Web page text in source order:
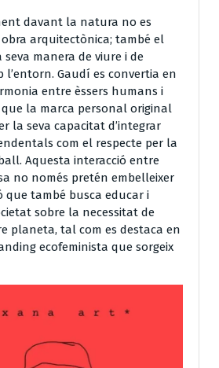
davant la natura no es
arquitectònica; també el
manera de viure i de
l’entorn. Gaudí es convertia en
entre èssers humans i
la marca personal original
la seva capacitat d’integrar
com el respecte per la
Aquesta interacció entre
no només pretén embelleixer
que també busca educar i
sobre la necessitat de
planeta, tal com es destaca en
ecofeminista que sorgeix